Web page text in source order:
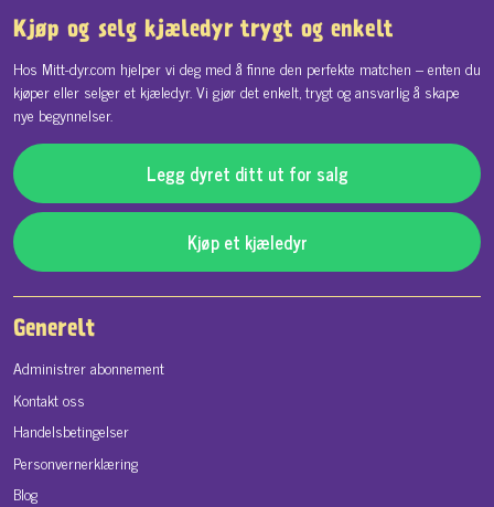
Kjøp og selg kjæledyr trygt og enkelt
Hos Mitt-dyr.com hjelper vi deg med å finne den perfekte matchen – enten du
kjøper eller selger et kjæledyr. Vi gjør det enkelt, trygt og ansvarlig å skape
nye begynnelser.
Legg dyret ditt ut for salg
Kjøp et kjæledyr
Generelt
Administrer abonnement
Kontakt oss
Handelsbetingelser
Personvernerklæring
Blog